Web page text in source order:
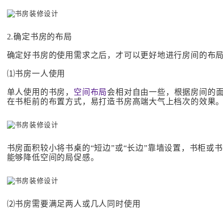
2.确定书房的布局
确定好书房的使用需求之后，才可以更好地进行房间的布
⑴书房一人使用
单人使用的书房， 空间布局会相对自由一些，根据房间的
在书柜前的布置方式，易打造书房高端大气上档次的效果
书房面积较小将书桌的“短边”或“长边”靠墙设置，书柜
能够降低空间的局促感。
⑵书房需要满足两人或几人同时使用